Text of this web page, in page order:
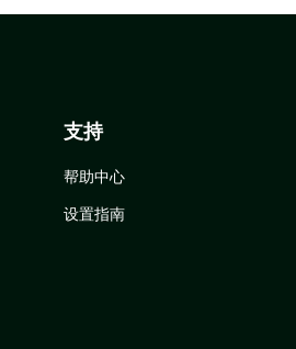
支持
帮助中心
设置指南